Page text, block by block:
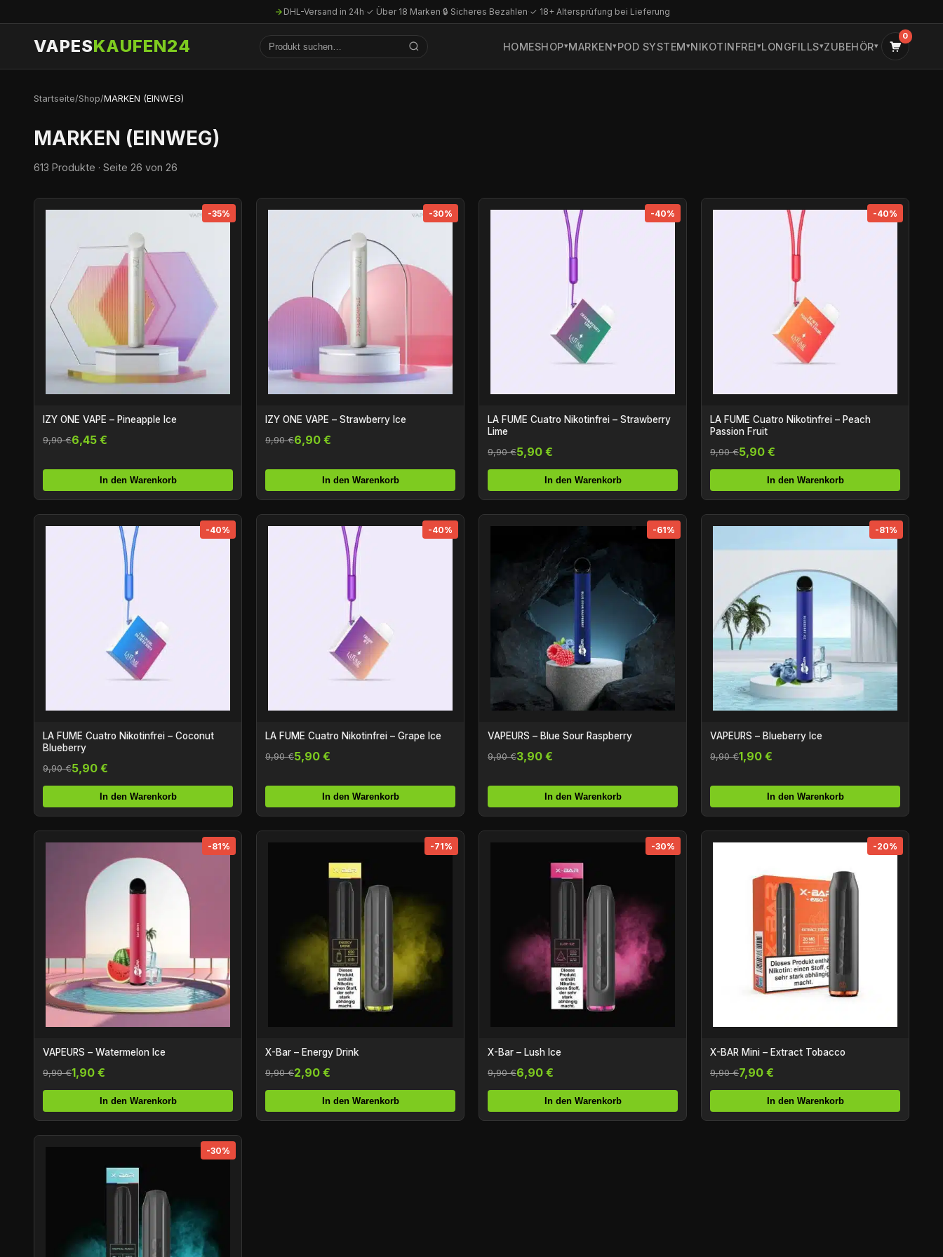
DHL-Versand in 24h·✓ Über 18 Marken·🔒 Sicheres Bezahlen·✓ 18+ Altersprüfung bei Lieferung
VAPESKAUFEN24 HOMESHOP MARKEN POD SYSTEM NIKOTINFREI LONGFILLS ZUBEHÖR
0
Startseite/Shop/MARKEN (EINWEG)
MARKEN (EINWEG)
613 Produkte · Seite 26 von 26
-35%
IZY ONE VAPE – Pineapple Ice
9,90 €6,45 €
In den Warenkorb
-30%
IZY ONE VAPE – Strawberry Ice
9,90 €6,90 €
In den Warenkorb
-40%
LA FUME Cuatro Nikotinfrei – Strawberry
Lime
9,90 €5,90 €
In den Warenkorb
-40%
LA FUME Cuatro Nikotinfrei – Peach
Passion Fruit
9,90 €5,90 €
In den Warenkorb
-40%
LA FUME Cuatro Nikotinfrei – Coconut
Blueberry
9,90 €5,90 €
In den Warenkorb
-40%
LA FUME Cuatro Nikotinfrei – Grape Ice
9,90 €5,90 €
In den Warenkorb
-61%
VAPEURS – Blue Sour Raspberry
9,90 €3,90 €
In den Warenkorb
-81%
VAPEURS – Blueberry Ice
9,90 €1,90 €
In den Warenkorb
-81%
VAPEURS – Watermelon Ice
9,90 €1,90 €
In den Warenkorb
-71%
X-Bar – Energy Drink
9,90 €2,90 €
In den Warenkorb
-30%
X-Bar – Lush Ice
9,90 €6,90 €
In den Warenkorb
-20%
X-BAR Mini – Extract Tobacco
9,90 €7,90 €
In den Warenkorb
-30%